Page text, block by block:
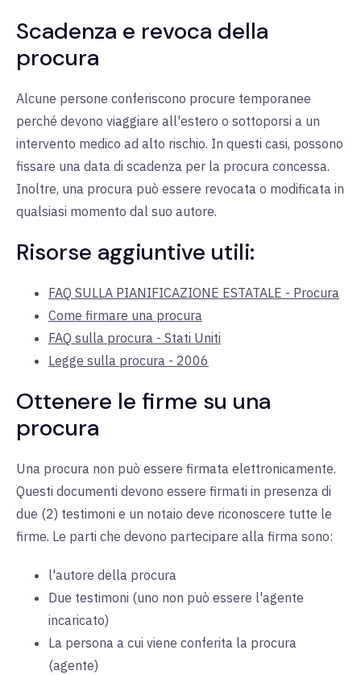
Scadenza e revoca della
procura
Alcune persone conferiscono procure temporanee
perché devono viaggiare all'estero o sottoporsi a un
intervento medico ad alto rischio. In questi casi, possono
fissare una data di scadenza per la procura concessa.
Inoltre, una procura può essere revocata o modificata in
qualsiasi momento dal suo autore.
Risorse aggiuntive utili:
FAQ SULLA PIANIFICAZIONE ESTATALE - Procura
Come firmare una procura
FAQ sulla procura - Stati Uniti
Legge sulla procura - 2006
Ottenere le firme su una
procura
Una procura non può essere firmata elettronicamente.
Questi documenti devono essere firmati in presenza di
due (2) testimoni e un notaio deve riconoscere tutte le
firme. Le parti che devono partecipare alla firma sono:
l'autore della procura
Due testimoni (uno non può essere l'agente
incaricato)
La persona a cui viene conferita la procura
(agente)